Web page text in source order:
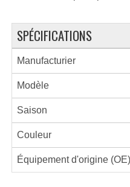
SPÉCIFICATIONS
Manufacturier
Modèle
Saison
Couleur
Équipement d'origine (OE)